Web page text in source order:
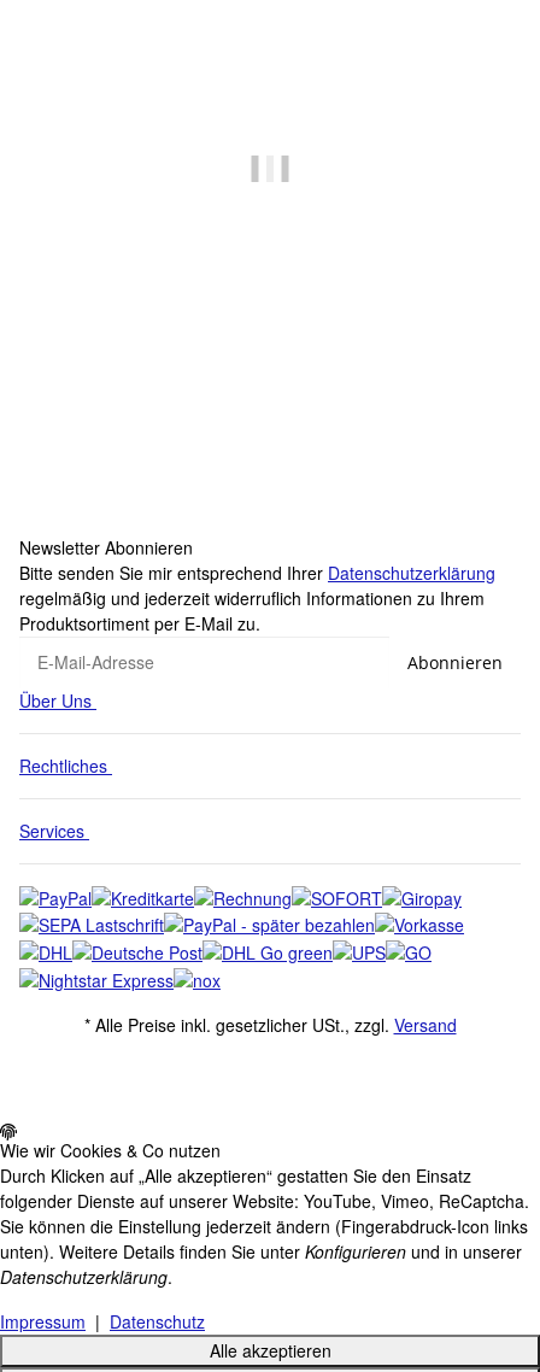
Newsletter Abonnieren
Bitte senden Sie mir entsprechend Ihrer Datenschutzerklärung
regelmäßig und jederzeit widerruflich Informationen zu Ihrem
Produktsortiment per E-Mail zu.
Abonnieren
Über Uns
Rechtliches
Services
* Alle Preise inkl. gesetzlicher USt., zzgl. Versand
Wie wir Cookies & Co nutzen
Durch Klicken auf „Alle akzeptieren“ gestatten Sie den Einsatz
folgender Dienste auf unserer Website: YouTube, Vimeo, ReCaptcha.
Sie können die Einstellung jederzeit ändern (Fingerabdruck-Icon links
unten). Weitere Details finden Sie unter Konfigurieren und in unserer
Datenschutzerklärung.
Impressum | Datenschutz
Alle akzeptieren